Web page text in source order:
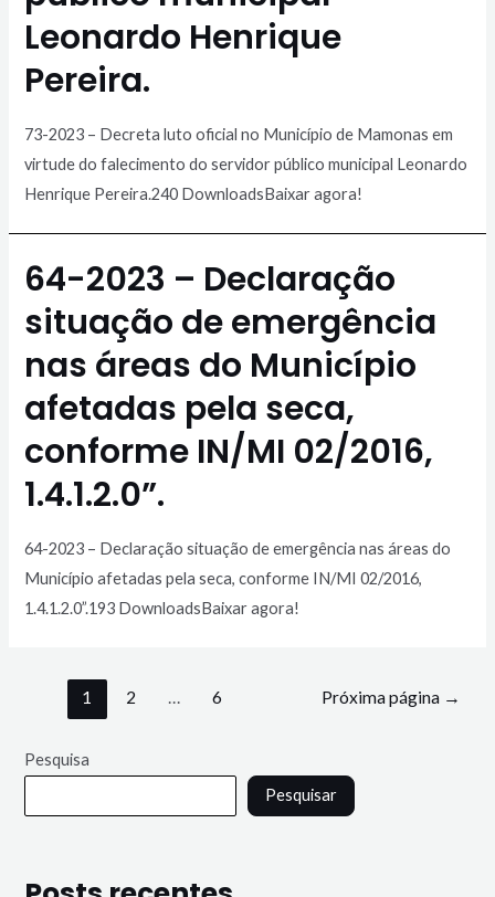
Leonardo Henrique
Pereira.
73-2023 – Decreta luto oficial no Município de Mamonas em
virtude do falecimento do servidor público municipal Leonardo
Henrique Pereira.240 DownloadsBaixar agora!
64-2023 – Declaração
situação de emergência
nas áreas do Município
afetadas pela seca,
conforme IN/MI 02/2016,
1.4.1.2.0”.
64-2023 – Declaração situação de emergência nas áreas do
Município afetadas pela seca, conforme IN/MI 02/2016,
1.4.1.2.0”.193 DownloadsBaixar agora!
1 2 … 6 Próxima página →
Pesquisa
Pesquisar